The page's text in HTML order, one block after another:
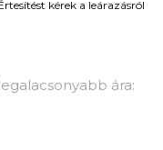
ára:
kérek a leárazásról